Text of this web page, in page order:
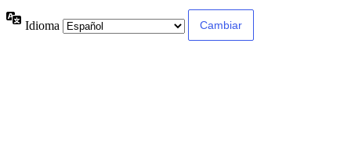
Idioma